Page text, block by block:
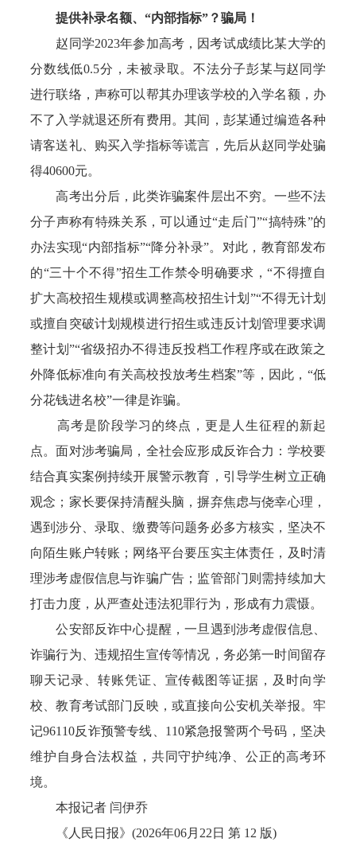
提供补录名额、“内部指标”？骗局！
赵同学2023年参加高考，因考试成绩比某大学的
分数线低0.5分，未被录取。不法分子彭某与赵同学
进行联络，声称可以帮其办理该学校的入学名额，办
不了入学就退还所有费用。其间，彭某通过编造各种
请客送礼、购买入学指标等谎言，先后从赵同学处骗
得40600元。
高考出分后，此类诈骗案件层出不穷。一些不法
分子声称有特殊关系，可以通过“走后门”“搞特殊”的
办法实现“内部指标”“降分补录”。对此，教育部发布
的“三十个不得”招生工作禁令明确要求，“不得擅自
扩大高校招生规模或调整高校招生计划”“不得无计划
或擅自突破计划规模进行招生或违反计划管理要求调
整计划”“省级招办不得违反投档工作程序或在政策之
外降低标准向有关高校投放考生档案”等，因此，“低
分花钱进名校”一律是诈骗。
高考是阶段学习的终点，更是人生征程的新起
点。面对涉考骗局，全社会应形成反诈合力：学校要
结合真实案例持续开展警示教育，引导学生树立正确
观念；家长要保持清醒头脑，摒弃焦虑与侥幸心理，
遇到涉分、录取、缴费等问题务必多方核实，坚决不
向陌生账户转账；网络平台要压实主体责任，及时清
理涉考虚假信息与诈骗广告；监管部门则需持续加大
打击力度，从严查处违法犯罪行为，形成有力震慑。
公安部反诈中心提醒，一旦遇到涉考虚假信息、
诈骗行为、违规招生宣传等情况，务必第一时间留存
聊天记录、转账凭证、宣传截图等证据，及时向学
校、教育考试部门反映，或直接向公安机关举报。牢
记96110反诈预警专线、110紧急报警两个号码，坚决
维护自身合法权益，共同守护纯净、公正的高考环
境。
本报记者 闫伊乔
《人民日报》(2026年06月22日 第 12 版)